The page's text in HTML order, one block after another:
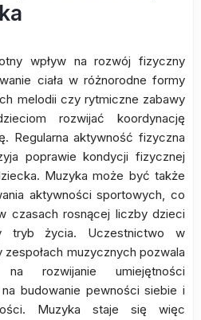
wpływ na rozwój fizyczny
ciała w różnorodne formy
melodii czy rytmiczne zabawy
rozwijać koordynację
Regularna aktywność fizyczna
poprawie kondycji fizycznej
Muzyka może być także
aktywności sportowych, co
czasach rosnącej liczby dzieci
tryb życia. Uczestnictwo w
muzycznych pozwala
rozwijanie umiejętności
budowanie pewności siebie i
Muzyka staje się więc